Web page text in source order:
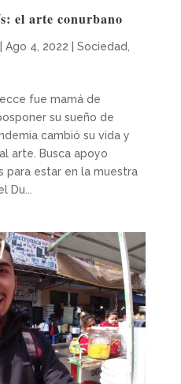
el arte conurbano
Ago 4, 2022 Sociedad
fue mamá de
su sueño de
cambió su vida y
arte. Busca apoyo
para estar en la muestra